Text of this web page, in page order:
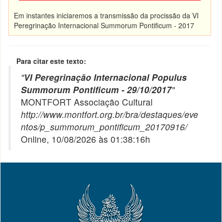
Em instantes iniciaremos a transmissão da procissão da VI
Peregrinação Internacional Summorum Pontificum - 2017
Para citar este texto:
"VI Peregrinação Internacional Populus
Summorum Pontificum - 29/10/2017"
MONTFORT Associação Cultural
http://www.montfort.org.br/bra/destaques/eve
ntos/p_summorum_pontificum_20170916/
Online, 10/08/2026 às 01:38:16h